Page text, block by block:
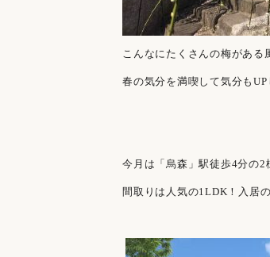
こんなにたくさんの梅がある
春の気分を満喫して気分もUP
今月は「烏森」駅徒歩4分の2
間取りは人気の1LDK！入居